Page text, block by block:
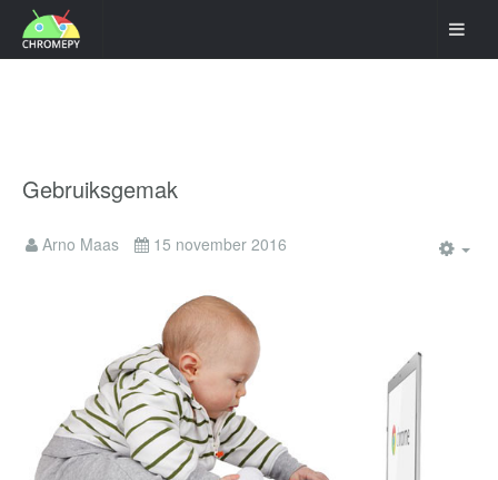
Gebruiksgemak
Arno Maas 15 november 2016